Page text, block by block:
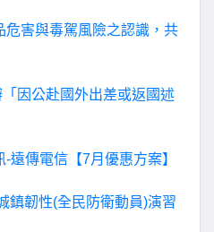
危害與毒駕風險之認識，共
因公赴國外出差或返國述
遠傳電信【7月優惠方案】
鎮韌性(全民防衛動員)演習